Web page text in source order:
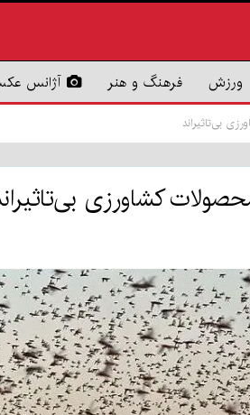
ورزش فرهنگ و هنر آژانس
بی‌تاثیراند
کشاورزی